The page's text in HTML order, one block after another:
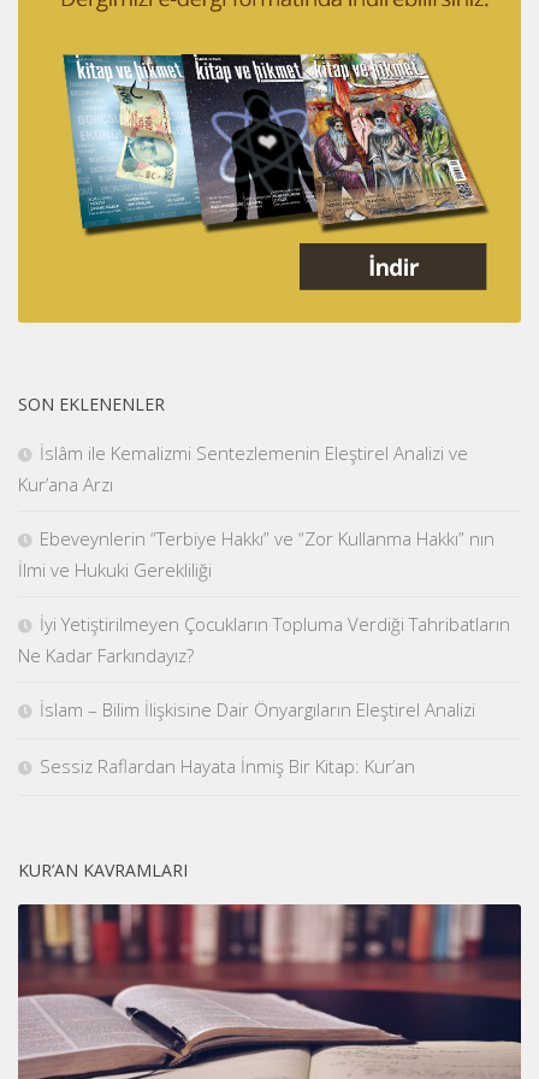
SON EKLENENLER
İslâm ile Kemalizmi Sentezlemenin Eleştirel Analizi ve
Kur’ana Arzı
Ebeveynlerin “Terbiye Hakkı” ve “Zor Kullanma Hakkı” nın
İlmi ve Hukuki Gerekliliği
İyi Yetiştirilmeyen Çocukların Topluma Verdiği Tahribatların
Ne Kadar Farkındayız?
İslam – Bilim İlişkisine Dair Önyargıların Eleştirel Analizi
Sessiz Raflardan Hayata İnmiş Bir Kitap: Kur’an
KUR’AN KAVRAMLARI